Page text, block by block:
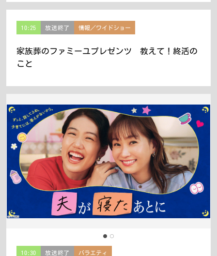
10:25 放送終了 情報／ワイドショー
家族葬のファミーユプレゼンツ 教えて！終活の
こと
10:30 放送終了 バラエティ